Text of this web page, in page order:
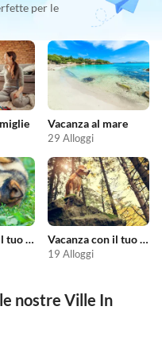
per le
Vacanza al mare
29 Alloggi
Vacanza con il tuo animale domestico Vacanza con il tuo cane
19 Alloggi
nostre Ville In